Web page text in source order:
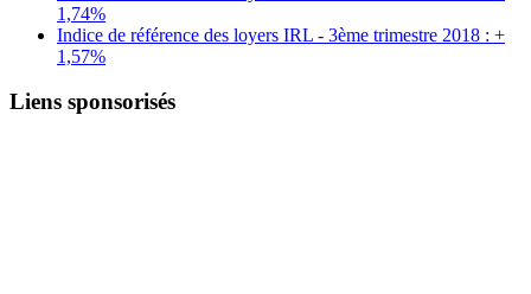
1,74%
Indice de référence des loyers IRL - 3ème trimestre 2018 : +
1,57%
Liens sponsorisés